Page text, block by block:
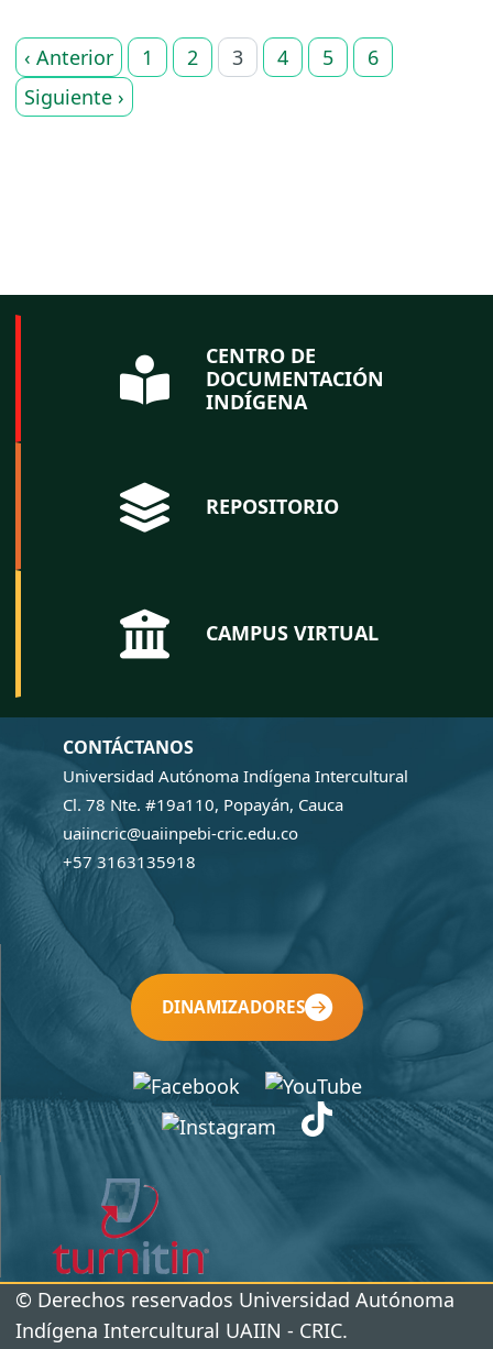
‹ Anterior 1 2 3 4 5
6
Siguiente ›
CENTRO DE
DOCUMENTACIÓN
INDÍGENA
REPOSITORIO
CAMPUS VIRTUAL
CONTÁCTANOS
Universidad Autónoma Indígena Intercultural
Cl. 78 Nte. #19a110, Popayán, Cauca
uaiincric@uaiinpebi-cric.edu.co
+57 3163135918
DINAMIZADORES
© Derechos reservados Universidad Autónoma
Indígena Intercultural UAIIN - CRIC.